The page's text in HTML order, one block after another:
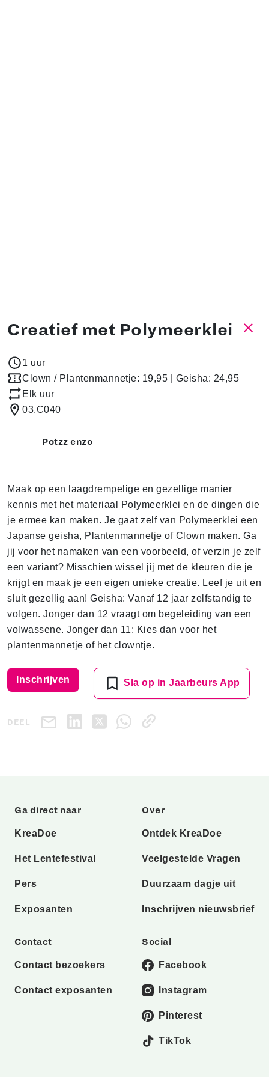
Creatief met Polymeerklei
1 uur
Clown / Plantenmannetje: 19,95 | Geisha: 24,95
Elk uur
03.C040
Potzz enzo
Maak op een laagdrempelige en gezellige manier
kennis met het materiaal Polymeerklei en de dingen die
je ermee kan maken. Je gaat zelf van Polymeerklei een
Japanse geisha, Plantenmannetje of Clown maken. Ga
jij voor het namaken van een voorbeeld, of verzin je zelf
een variant? Misschien wissel jij met de kleuren die je
krijgt en maak je een eigen unieke creatie. Leef je uit en
sluit gezellig aan! Geisha: Vanaf 12 jaar zelfstandig te
volgen. Jonger dan 12 vraagt om begeleiding van een
volwassene. Jonger dan 11: Kies dan voor het
plantenmannetje of het clowntje.
Inschrijven Sla op in Jaarbeurs App
DEEL
Ga direct naar
KreaDoe
Het Lentefestival
Pers
Exposanten
Over
Ontdek KreaDoe
Veelgestelde Vragen
Duurzaam dagje uit
Inschrijven nieuwsbrief
Contact
Contact bezoekers
Contact exposanten
Social
Facebook
Instagram
Pinterest
TikTok